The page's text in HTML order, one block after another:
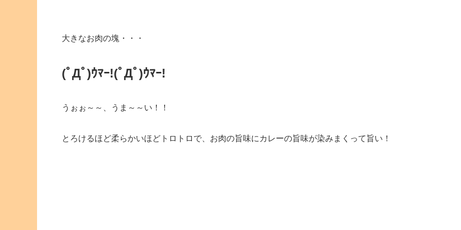
大きなお肉の塊・・・
(ﾟДﾟ)ｳﾏｰ!(ﾟДﾟ)ｳﾏｰ!
うぉぉ～～、うま～～い！！
とろけるほど柔らかいほどトロトロで、お肉の旨味にカレーの旨味が染みまくって旨い！